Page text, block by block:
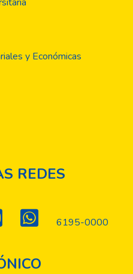
de pacientes por
en este anuario,
continúen aportando a la
darlas a conocer al mundo.
y Económicas
REDES
6195-0000